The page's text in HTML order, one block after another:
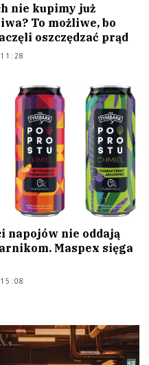
nie kupimy już
To możliwe, bo
oszczędzać prąd
napojów nie oddają
Maspex sięga